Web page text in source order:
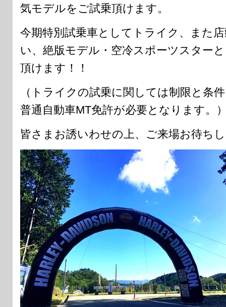
気モデルをご試乗頂けます。
今期特別試乗車としてトライク、また
い、絶版モデル・空冷スポーツスター
頂けます！！
（トライクの試乗に関しては制限と条
普通自動車MT免許が必要となります。
皆さまお誘いわせの上、ご来場お待ち